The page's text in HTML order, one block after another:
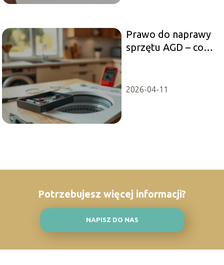
Prawo do naprawy
sprzętu AGD – co
2026-04-11
Potrzebujesz więcej informacji?
NAPISZ DO NAS